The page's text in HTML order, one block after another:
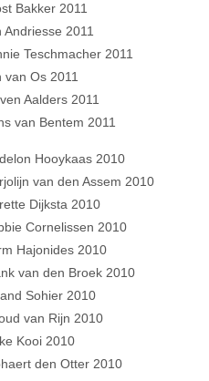
Bakker 2011
2011
Teschmacher 2011
van Os 2011
Aalders 2011
van Bentem 2011
Hooykaas 2010
van den Assem 2010
Dijksta 2010
Cornelissen 2010
Hajonides 2010
van den Broek 2010
Sohier 2010
van Rijn 2010
Kooi 2010
den Otter 2010